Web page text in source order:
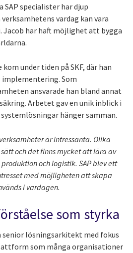
specialister har djup
vardag kan vara
Jacob har haft möjlighet att bygga
under tiden på SKF, där han
Som
ansvarade han bland annat
Arbetet gav en unik inblick i
hänger samman.
är intressanta. Olika
och det finns mycket att lära av
och logistik. SAP blev ett
med möjligheten att skapa
i vardagen.
som styrka
senior lösningsarkitekt med fokus
som många organisationer